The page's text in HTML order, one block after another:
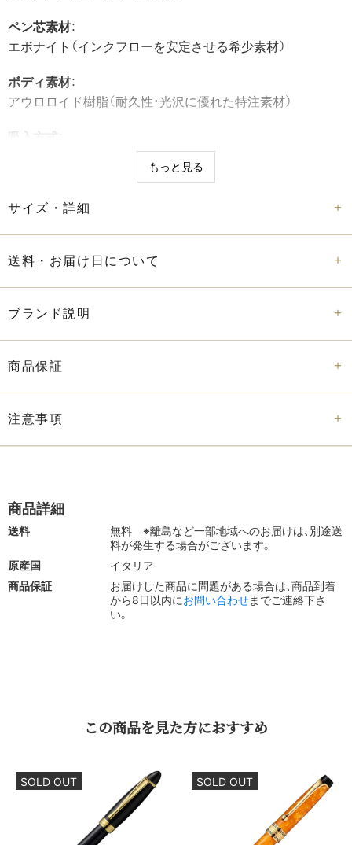
ペン芯素材：
エボナイト（インクフローを安定させる希少素材）
ボディ素材：
アウロロイド樹脂（耐久性・光沢に優れた特注素材）
ピストン吸入式（胴軸一杯にインクを充填可能）
インクが切れても数ページ分の筆記が可能
インク残量がひと目でわかる設計
高級クローム仕上げ（知的でクールな印象）
デザイン：
Auroraの伝統的な平頂デザイン＋現代的なメタルアクセン
ト
長時間筆記に適したバランス設計
ビジネス・契約書署名・プレゼントにも最適
クロームトリミング仕様は、シルバー調のメタルパーツが映
えるモダンなデザインで、スーツやビジネスシーンにも馴染
む洗練された一本です。
ボディには、Aurora独自のアウロロイド樹脂を採用し、耐久
にインクを充填可能。
隠し予備タンクも備え、インクが切れた際にも安心です。
契約書の署名や毎日の筆記に最適。
昇進祝いなどのギフトにも喜ばれること間違いなしです。
もっと見る
サイズ・詳細
送料・お届け日について
ブランド説明
商品保証
注意事項
商品詳細
送料 無料
※離島など一部地域へのお届けは、別途送
料が発生する場合がございます。
原産国
イタリア
商品保証
お届けした商品に問題がある場合は、商品到着
から8日以内にお問い合わせまでご連絡下さ
い。
この​商品を​見た方に​おすすめ
SOLD OUT SOLD OUT